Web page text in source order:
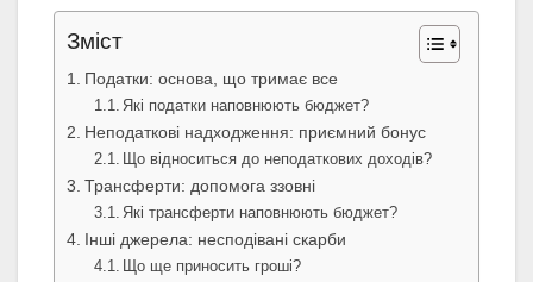
Зміст
Податки: основа, що тримає все
Які податки наповнюють бюджет?
Неподаткові надходження: приємний бонус
Що відноситься до неподаткових доходів?
Трансферти: допомога ззовні
Які трансферти наповнюють бюджет?
Інші джерела: несподівані скарби
Що ще приносить гроші?